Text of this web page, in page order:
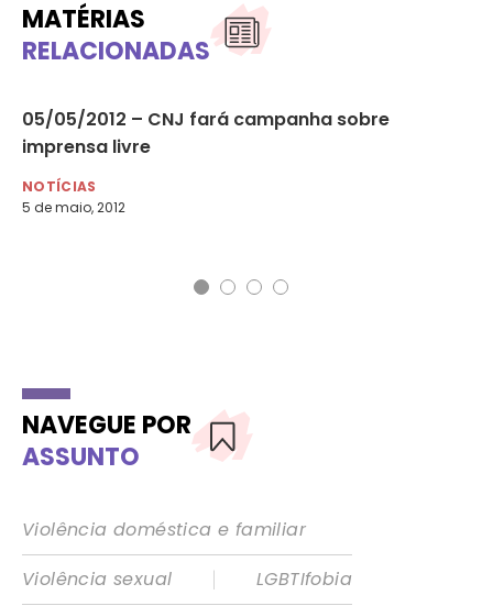
MATÉRIAS
RELACIONADAS
05/05/2012 – CNJ fará campanha sobre
imprensa livre
NOTÍCIAS
5 de maio, 2012
NAVEGUE POR
ASSUNTO
Violência doméstica e familiar
Violência sexual
|
LGBTIfobia